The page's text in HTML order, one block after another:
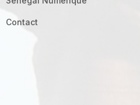
Contact